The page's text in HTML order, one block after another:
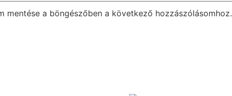
mentése a böngészőben a következő hozzászólásomhoz.